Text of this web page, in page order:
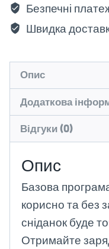
Безпечні
Швидка
Опис
Додаткова
Відгуки (0)
Опис
Базова
корисно та без
сніданок буде
Отримайте